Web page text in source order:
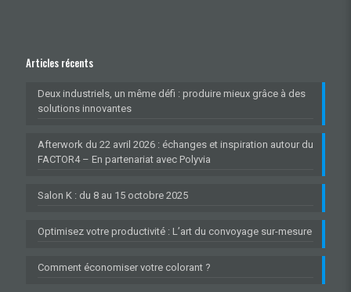
Articles récents
Deux industriels, un même défi : produire mieux grâce à des
solutions innovantes
Afterwork du 22 avril 2026 : échanges et inspiration autour du
FACTOR4 – En partenariat avec Polyvia
Salon K : du 8 au 15 octobre 2025
Optimisez votre productivité : L’art du convoyage sur-mesure
Comment économiser votre colorant ?